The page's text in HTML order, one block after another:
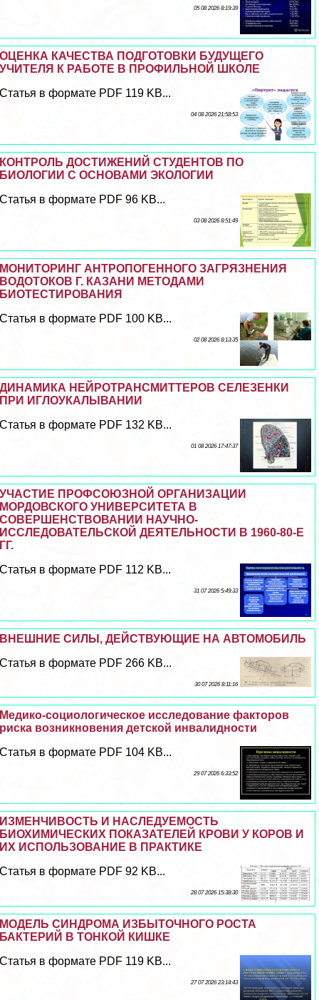
05 08 2026 8:19:39
ОЦЕНКА КАЧЕСТВА ПОДГОТОВКИ БУДУЩЕГО
УЧИТЕЛЯ К РАБОТЕ В ПРОФИЛЬНОЙ ШКОЛЕ
Статья в формате PDF 119 KB...
04 08 2026 21:58:53
КОНТРОЛЬ ДОСТИЖЕНИЙ СТУДЕНТОВ ПО
БИОЛОГИИ С ОСНОВАМИ ЭКОЛОГИИ
Статья в формате PDF 96 KB...
03 08 2026 8:51:49
МОНИТОРИНГ АНТРОПОГЕННОГО ЗАГРЯЗНЕНИЯ
ВОДОТОКОВ Г. КАЗАНИ МЕТОДАМИ
БИОТЕСТИРОВАНИЯ
Статья в формате PDF 100 KB...
02 08 2026 8:13:35
ДИНАМИКА НЕЙРОТРАНСМИТТЕРОВ СЕЛЕЗЕНКИ
ПРИ ИГЛОУКАЛЫВАНИИ
Статья в формате PDF 132 KB...
01 08 2026 17:47:37
УЧАСТИЕ ПРОФСОЮЗНОЙ ОРГАНИЗАЦИИ
МОРДОВСКОГО УНИВЕРСИТЕТА В
СОВЕРШЕНСТВОВАНИИ НАУЧНО-
ИССЛЕДОВАТЕЛЬСКОЙ ДЕЯТЕЛЬНОСТИ В 1960-80-Е
ГГ.
Статья в формате PDF 112 KB...
31 07 2026 5:49:33
ВНЕШНИЕ СИЛЫ, ДЕЙСТВУЮЩИЕ НА АВТОМОБИЛЬ
Статья в формате PDF 266 KB...
30 07 2026 8:11:16
Медико-социологическое исследование факторов
риска возникновения детской инвалидности
Статья в формате PDF 104 KB...
29 07 2026 6:33:52
ИЗМЕНЧИВОСТЬ И НАСЛЕДУЕМОСТЬ
БИОХИМИЧЕСКИХ ПОКАЗАТЕЛЕЙ КРОВИ У КОРОВ И
ИХ ИСПОЛЬЗОВАНИЕ В ПРАКТИКЕ
Статья в формате PDF 92 KB...
28 07 2026 15:38:30
МОДЕЛЬ СИНДРОМА ИЗБЫТОЧНОГО РОСТА
БАКТЕРИЙ В ТОНКОЙ КИШКЕ
Статья в формате PDF 119 KB...
27 07 2026 23:14:43